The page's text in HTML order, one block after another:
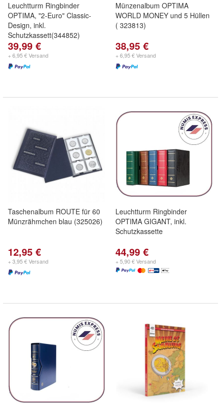
Leuchtturm Ringbinder
OPTIMA, "2-Euro" Classic-
Design, inkl.
Schutzkassett(344852)
39,99 €
+ 6,95 € Versand
Münzenalbum OPTIMA
WORLD MONEY und 5 Hüllen
( 323813)
38,95 €
+ 6,95 € Versand
Taschenalbum ROUTE für 60
Münzrähmchen blau (325026)
12,95 €
+ 3,95 € Versand
Leuchtturm Ringbinder
OPTIMA GIGANT, inkl.
Schutzkassette
44,99 €
+ 5,90 € Versand